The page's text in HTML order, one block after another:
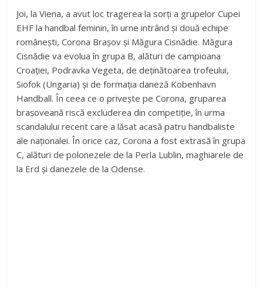
Joi, la Viena, a avut loc tragerea la sorți a grupelor Cupei
EHF la handbal feminin, în urne intrând și două echipe
românești, Corona Brașov și Măgura Cisnădie. Măgura
Cisnădie va evolua în grupa B, alături de campioana
Croației, Podravka Vegeta, de deținătoarea trofeului,
Siofok (Ungaria) și de formația daneză Kobenhavn
Handball. În ceea ce o privește pe Corona, gruparea
brașoveană riscă excluderea din competiție, în urma
scandalului recent care a lăsat acasă patru handbaliste
ale naționalei. În orice caz, Corona a fost extrasă în grupa
C, alături de polonezele de la Perla Lublin, maghiarele de
la Erd și danezele de la Odense.